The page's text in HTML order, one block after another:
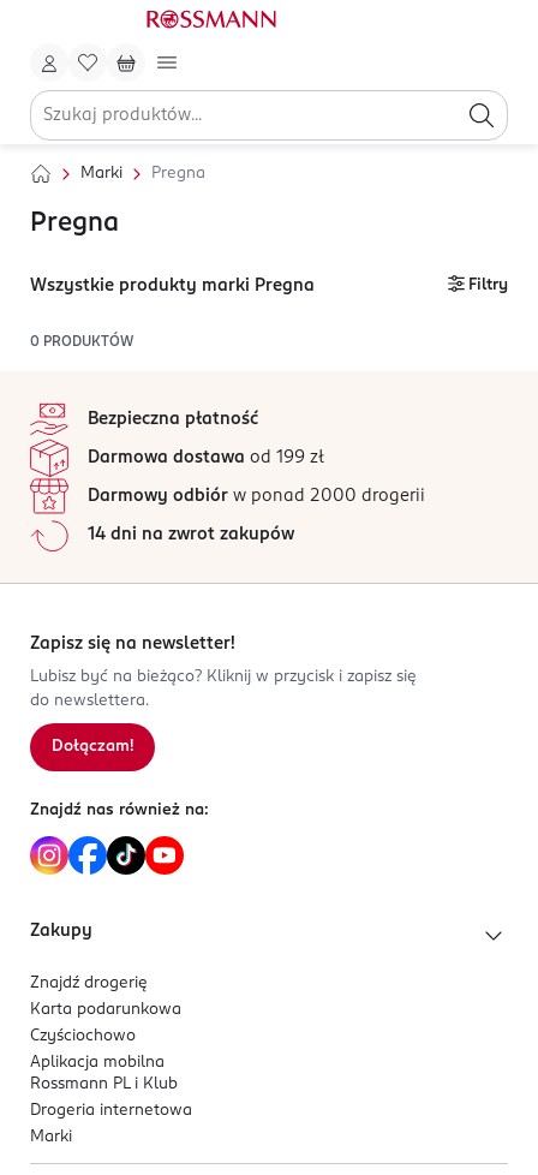
Marki Pregna
Pregna
Wszystkie produkty marki Pregna Filtry
0 PRODUKTÓW
Bezpieczna płatność
Darmowa dostawa od 199 zł
Darmowy odbiór w ponad 2000 drogerii
14 dni na zwrot zakupów
Zapisz się na newsletter!
Lubisz być na bieżąco? Kliknij w przycisk i zapisz się
do newslettera.
Dołączam!
Znajdź nas również na:
Zakupy
Znajdź drogerię
Karta podarunkowa
Czyściochowo
Aplikacja mobilna
Rossmann PL i Klub
Drogeria internetowa
Marki